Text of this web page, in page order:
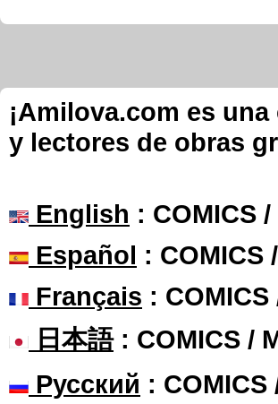
¡Amilova.com es
y lectores de obras
English : COMICS
Español : COMICS
Français : COMICS
日本語: COMICS /
Русский : COMICS